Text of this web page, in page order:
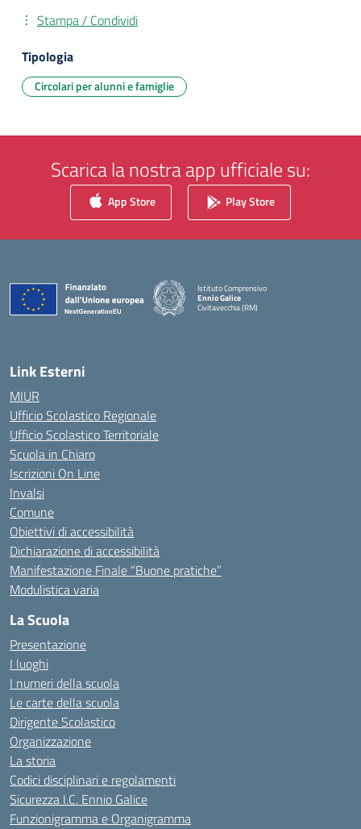
Stampa / Condividi
Tipologia
Circolari per alunni e famiglie
Scarica la nostra app ufficiale su:
App Store Play Store
Istituto Comprensivo
Ennio Galice
Civitavecchia (RM)
Link Esterni
MIUR
Ufficio Scolastico Regionale
Ufficio Scolastico Territoriale
Scuola in Chiaro
Iscrizioni On Line
Invalsi
Comune
Obiettivi di accessibilità
Dichiarazione di accessibilità
Manifestazione Finale “Buone pratiche”
Modulistica varia
La Scuola
Presentazione
I luoghi
I numeri della scuola
Le carte della scuola
Dirigente Scolastico
Organizzazione
La storia
Codici disciplinari e regolamenti
Sicurezza I.C. Ennio Galice
Funzionigramma e Organigramma